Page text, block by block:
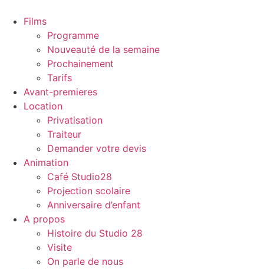
Films
Programme
Nouveauté de la semaine
Prochainement
Tarifs
Avant-premieres
Location
Privatisation
Traiteur
Demander votre devis
Animation
Café Studio28
Projection scolaire
Anniversaire d’enfant
A propos
Histoire du Studio 28
Visite
On parle de nous